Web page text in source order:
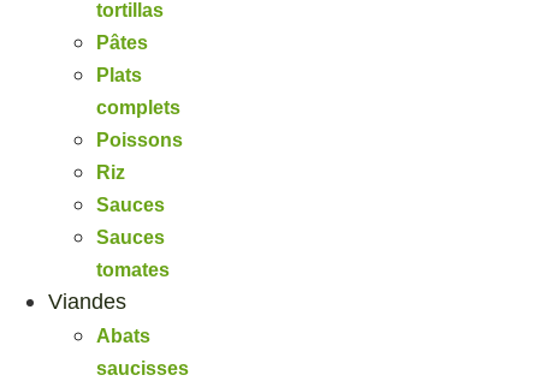
tortillas
Pâtes
Plats
complets
Poissons
Riz
Sauces
Sauces
tomates
Viandes
Abats
saucisses